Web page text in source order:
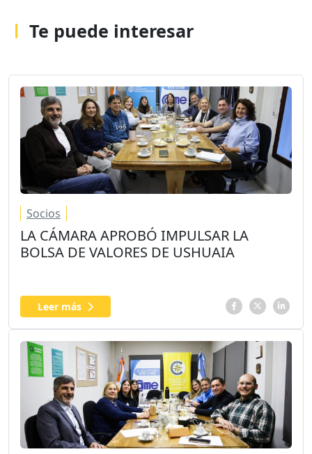
Te puede interesar
Socios
LA CÁMARA APROBÓ IMPULSAR LA
BOLSA DE VALORES DE USHUAIA
Leer más